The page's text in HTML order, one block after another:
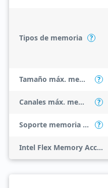
Tipos de memoria ?
Tamaño máx. memoria ?
Canales máx. memoria ?
Soporte memoria ECC ?
Intel Flex Memory Access